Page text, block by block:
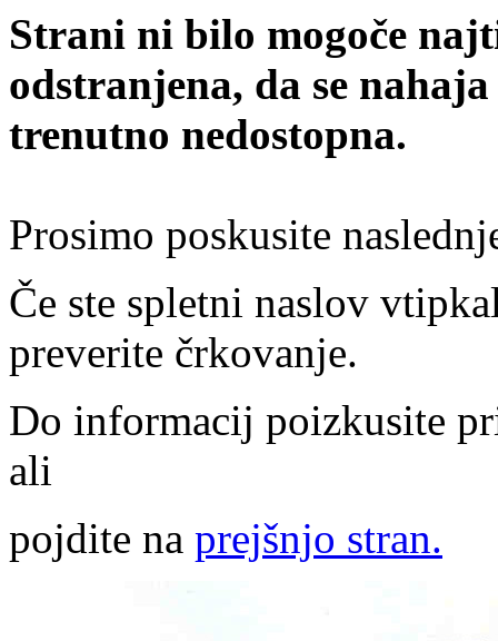
Strani ni bilo mogoče
odstranjena, da se
trenutno nedostopna.
Prosimo poskusite
Če ste spletni naslov
preverite črkovanje.
Do informacij poizkusite
ali
pojdite na prejšnjo stran.